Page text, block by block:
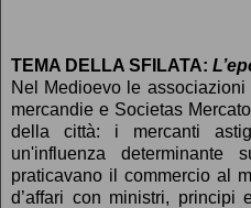
TEMA DELLA SFILATA:
Nel Medioevo le
mercandie e Societas
della città: i mercanti
un'influenza determinante
praticavano il commercio al
d’affari con ministri,